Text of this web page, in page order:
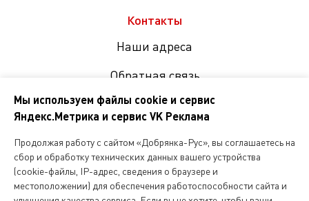
Контакты
Наши адреса
Обратная связь
соцсетях
Копирование и любое другое использование информации,
Мы используем файлы cookie и сервис
Яндекс.Метрика и сервис VK Реклама
Продолжая работу с сайтом «Добрянка-Рус», вы соглашаетесь на
сбор и обработку технических данных вашего устройства
(cookie-файлы, IP-адрес, сведения о браузере и
местоположении) для обеспечения работоспособности сайта и